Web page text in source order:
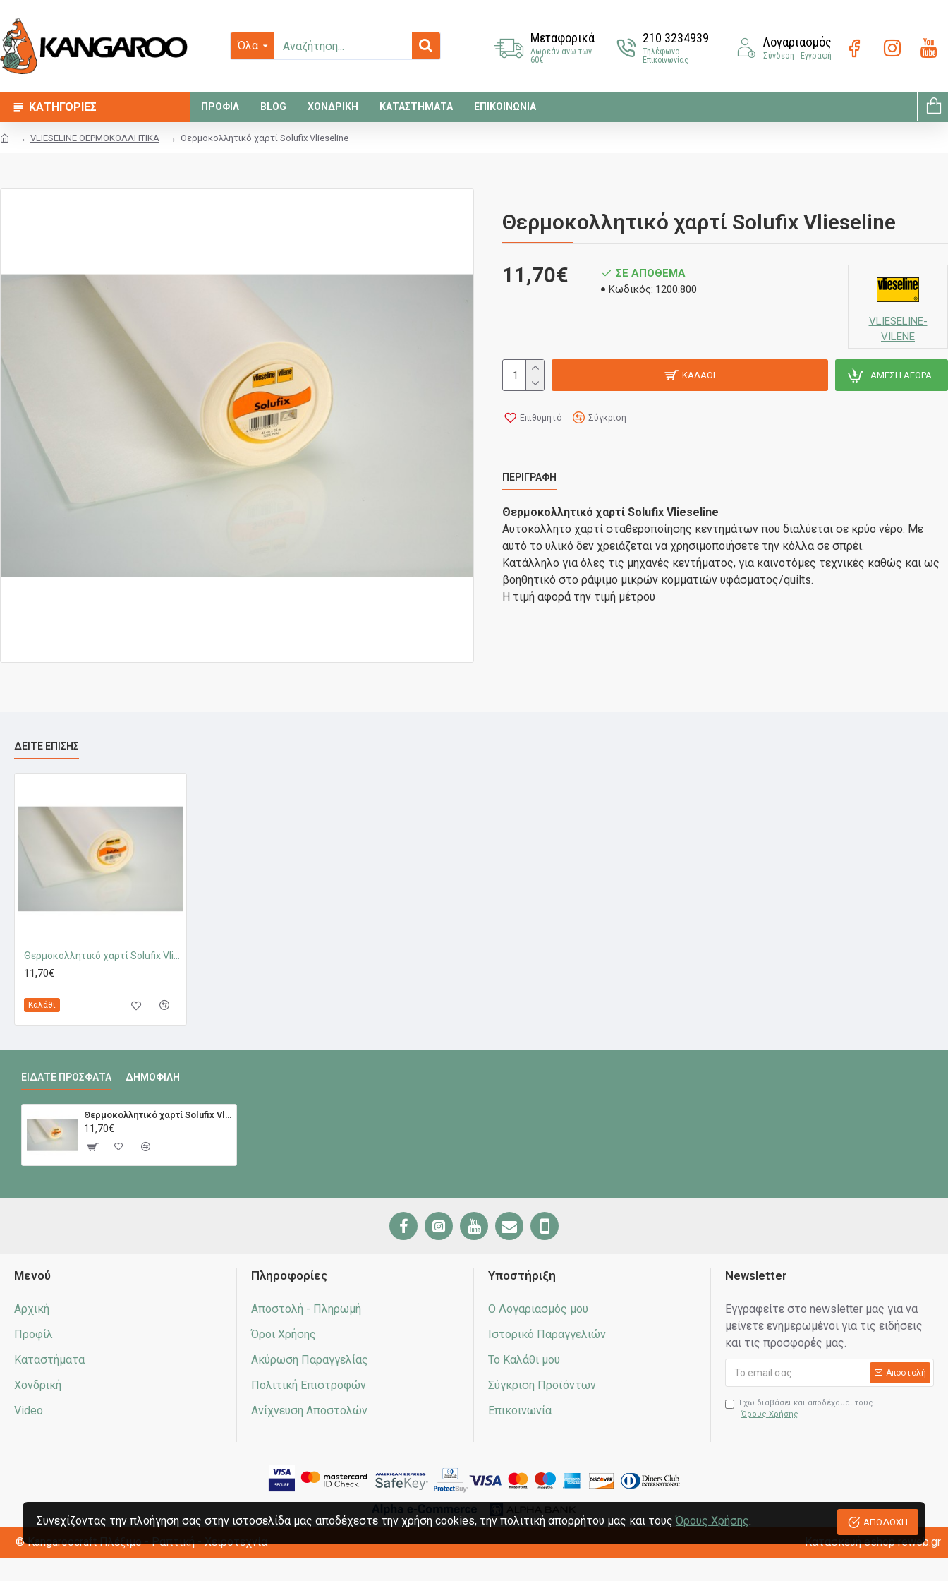
Όλα
Μεταφορικά
Δωρεάν ανω των
60€
210 3234939
Τηλέφωνο
Επικοινωνίας
Λογαριασμός
Σύνδεση - Εγγραφή
ΚΑΤΗΓΟΡΙΕΣ ΠΡΟΦΙΛ BLOG ΧΟΝΔΡΙΚΗ ΚΑΤΑΣΤΗΜΑΤΑ ΕΠΙΚΟΙΝΩΝΙΑ
VLIESELINE ΘΕΡΜΟΚΟΛΛΗΤΙΚΑ Θερμοκολλητικό χαρτί Solufix Vlieseline
Θερμοκολλητικό χαρτί Solufix Vlieseline
11,70€
ΣΕ ΑΠΌΘΕΜΑ
Κωδικός: 1200.800
VLIESELINE-
VILENE
ΚΑΛΆΘΙ ΆΜΕΣΗ ΑΓΟΡΆ
Επιθυμητό Σύγκριση
ΠΕΡΙΓΡΑΦΉ
Θερμοκολλητικό χαρτί Solufix Vlieseline
Αυτοκόλλητο χαρτί σταθεροποίησης κεντημάτων που διαλύεται σε κρύο νέρο. Με
αυτό το υλικό δεν χρειάζεται να χρησιμοποιήσετε την κόλλα σε σπρέι.
Κατάλληλο για όλες τις μηχανές κεντήματος, για καινοτόμες τεχνικές καθώς και ως
βοηθητικό στο ράψιμο μικρών κομματιών υφάσματος/quilts.
Η τιμή αφορά την τιμή μέτρου
ΔΕΊΤΕ ΕΠΊΣΗΣ
11,70€
Καλάθι
ΕΊΔΑΤΕ ΠΡΌΣΦΑΤΑ ΔΗΜΟΦΙΛΉ
Θερμοκολλητικό χαρτί Solufix Vlieseline
11,70€
Μενού
Αρχική
Προφίλ
Καταστήματα
Χονδρική
Video
Πληροφορίες
Αποστολή - Πληρωμή
Όροι Χρήσης
Ακύρωση Παραγγελίας
Πολιτική Επιστροφών
Ανίχνευση Αποστολών
Υποστήριξη
Ο Λογαριασμός μου
Ιστορικό Παραγγελιών
Το Καλάθι μου
Σύγκριση Προϊόντων
Επικοινωνία
Newsletter
Εγγραφείτε στο newsletter μας για να
μείνετε ενημερωμένοι για τις ειδήσεις
και τις προσφορές μας.
Αποστολή
Έχω διαβάσει και αποδέχομαι τους
Όρους Χρήσης
© KangaroocraftΠλέξιμο - Ραπτική - Χειροτεχνία Κατασκευή eshop reweb.gr
ΑΠΟΔΟΧΗ
Συνεχίζοντας την πλοήγηση σας στην ιστοσελίδα μας αποδέχεστε την χρήση cookies, την πολιτική απορρήτου μας και τουςΌρους Χρήσης.